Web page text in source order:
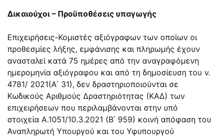
Δικαιούχοι – Προϋποθέσεις υπαγωγής
Επιχειρήσεις-Κομιστές αξιόγραφων των οποίων οι
προθεσμίες λήξης, εμφάνισης και πληρωμής έχουν
ανασταλεί κατά 75 ημέρες από την αναγραφόμενη
ημερομηνία αξιόγραφου και από τη δημοσίευση του ν.
4781/ 2021(Α΄ 31), δεν δραστηριοποιούνται σε
Κωδικούς Αριθμούς Δραστηριότητας (ΚΑΔ) των
επιχειρήσεων που περιλαμβάνονται στην υπό
στοιχεία Α.1051/10.3.2021 (Β΄ 959) κοινή απόφαση του
Αναπληρωτή Υπουργού και του Υφυπουργού